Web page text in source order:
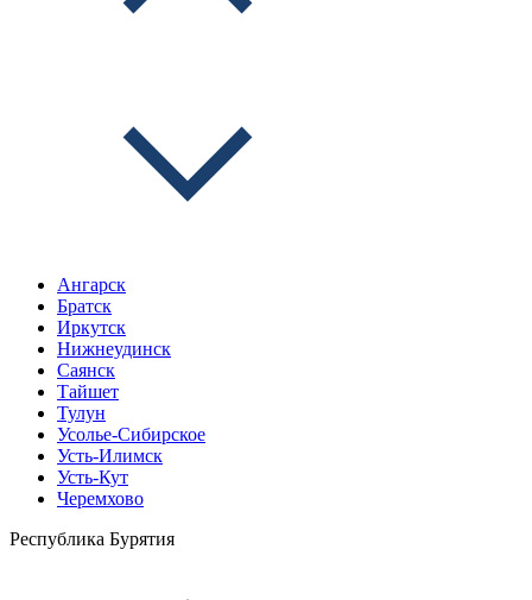
Ангарск
Братск
Иркутск
Нижнеудинск
Саянск
Тайшет
Тулун
Усолье-Сибирское
Усть-Илимск
Усть-Кут
Черемхово
Республика Бурятия